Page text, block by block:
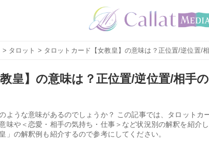
> タロット > タロットカード【女教皇】の意味は？正位置/逆位置/
皇】の意味は？正位置/逆位置/相手
ような意味があるのでしょうか？ この記事では、タロットカ
味や＜恋愛・相手の気持ち・仕事＞など状況別の解釈を紹介し
」の解釈例も紹介するので参考にしてください。